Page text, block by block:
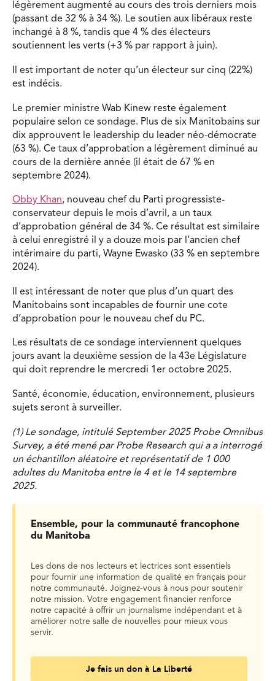
légèrement augmenté au cours des trois derniers mois
(passant de 32 % à 34 %). Le soutien aux libéraux reste
inchangé à 8 %, tandis que 4 % des électeurs
soutiennent les verts (+3 % par rapport à juin).
Il est important de noter qu’un électeur sur cinq (22%)
est indécis.
Le premier ministre Wab Kinew reste également
populaire selon ce sondage. Plus de six Manitobains sur
dix approuvent le leadership du leader néo-démocrate
(63 %). Ce taux d’approbation a légèrement diminué au
cours de la dernière année (il était de 67 % en
septembre 2024).
Obby Khan, nouveau chef du Parti progressiste-
conservateur depuis le mois d’avril, a un taux
d’approbation général de 34 %. Ce résultat est similaire
à celui enregistré il y a douze mois par l’ancien chef
intérimaire du parti, Wayne Ewasko (33 % en septembre
2024).
Il est intéressant de noter que plus d’un quart des
Manitobains sont incapables de fournir une cote
d’approbation pour le nouveau chef du PC.
Les résultats de ce sondage interviennent quelques
jours avant la deuxième session de la 43e Législature
qui doit reprendre le mercredi 1er octobre 2025.
Santé, économie, éducation, environnement, plusieurs
sujets seront à surveiller.
(1) Le sondage, intitulé September 2025 Probe Omnibus
Survey, a été mené par Probe Research qui a a interrogé
un échantillon aléatoire et représentatif de 1 000
adultes du Manitoba entre le 4 et le 14 septembre
2025.
Ensemble, pour la communauté francophone
du Manitoba
Les dons de nos lecteurs et lectrices sont essentiels
pour fournir une information de qualité en français pour
notre communauté. Joignez-vous à nous pour soutenir
notre mission. Votre engagement financier renforce
notre capacité à offrir un journalisme indépendant et à
améliorer notre salle de nouvelles pour mieux vous
servir.
Je fais un don à La Liberté